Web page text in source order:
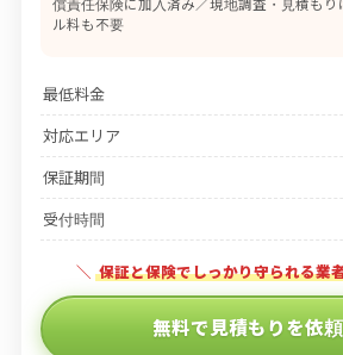
償責任保険に加入済み／現地調査・見積もり
ル料も不要
最低料金
対応エリア
保証期間
受付時間
＼ 保証と保険でしっかり守られる業
無料で見積もりを依